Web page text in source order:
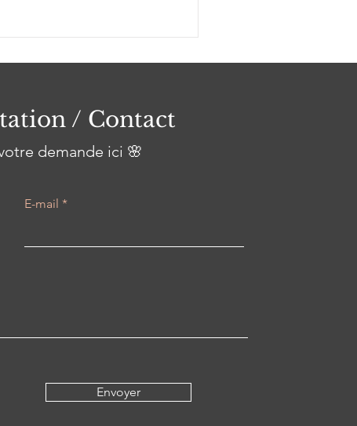
/ Contact
demande ici 🌸
E-mail
Envoyer